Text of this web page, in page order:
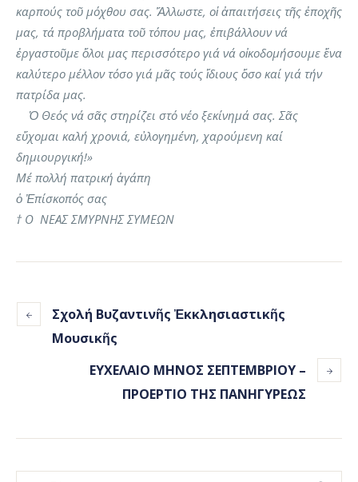
καρπούς τοῦ μόχθου σας. Ἄλλωστε, οἱ ἀπαιτήσεις τῆς ἐποχῆς
μας, τά προβλήματα τοῦ τόπου μας, ἐπιβάλλουν νά
ἐργαστοῦμε ὅλοι μας περισσότερο γιά νά οἰκοδομήσουμε ἕνα
καλύτερο μέλλον τόσο γιά μᾶς τούς ἴδιους ὅσο καί γιά τήν
πατρίδα μας.
Ὁ Θεός νά σᾶς στηρίζει στό νέο ξεκίνημά σας. Σᾶς
εὔχομαι καλή χρονιά, εὐλογημένη, χαρούμενη καί
δημιουργική!»
Μέ πολλή πατρική ἀγάπη
ὁ Ἐπίσκοπός σας
† Ο ΝΕΑΣ ΣΜΥΡΝΗΣ ΣΥΜΕΩΝ
Σχολή Βυζαντινῆς Ἐκκλησιαστικῆς
Μουσικῆς
ΕΥΧΕΛΑΙΟ ΜΗΝΟΣ ΣΕΠΤΕΜΒΡΙΟΥ –
ΠΡΟΕΡΤΙΟ ΤΗΣ ΠΑΝΗΓΥΡΕΩΣ